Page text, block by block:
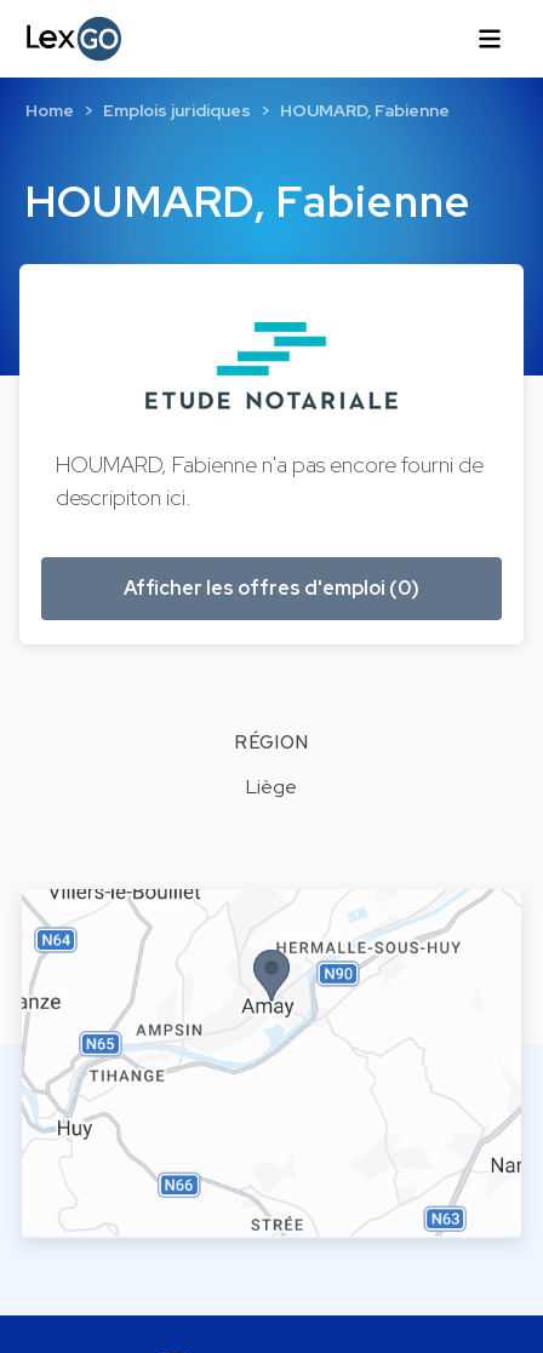
HOUMARD, Fabienne
Home Emplois juridiques HOUMARD, Fabienne
HOUMARD, Fabienne n'a pas encore fourni de
descripiton ici.
Afficher les offres d'emploi (0)
RÉGION
Liège